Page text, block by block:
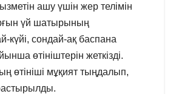
ашу үшін жер телімін
үй шатырының
күйі, сондай-ақ баспана
өтініштерін жеткізді.
өтініші мұқият тыңдалып,